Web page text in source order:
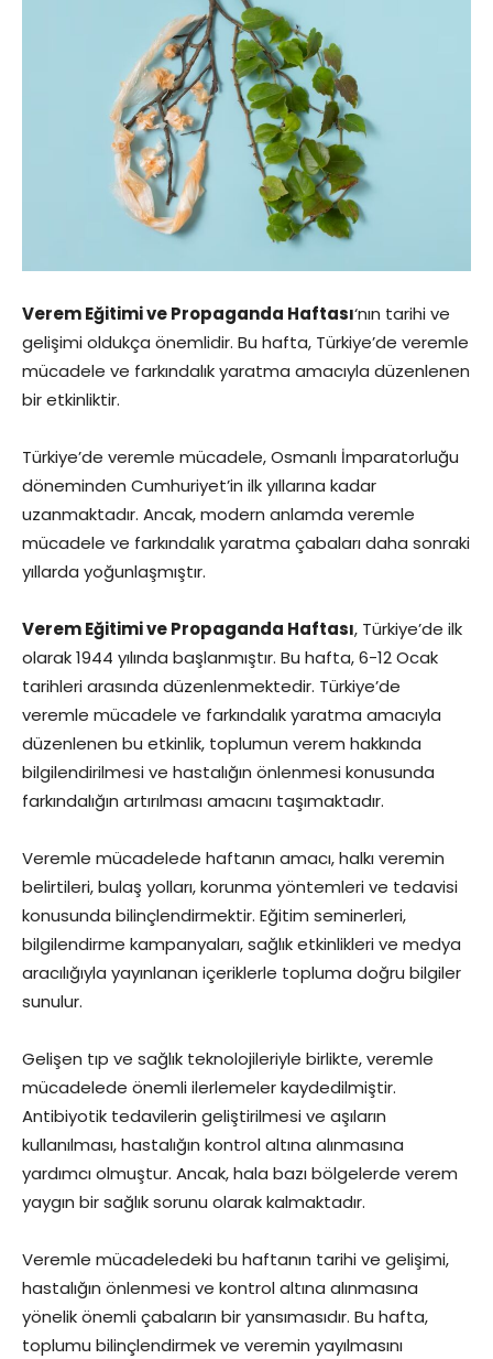
Verem Eğitimi ve Propaganda Haftası‘nın tarihi ve
gelişimi oldukça önemlidir. Bu hafta, Türkiye’de veremle
mücadele ve farkındalık yaratma amacıyla düzenlenen
bir etkinliktir.
Türkiye’de veremle mücadele, Osmanlı İmparatorluğu
döneminden Cumhuriyet’in ilk yıllarına kadar
uzanmaktadır. Ancak, modern anlamda veremle
mücadele ve farkındalık yaratma çabaları daha sonraki
yıllarda yoğunlaşmıştır.
Verem Eğitimi ve Propaganda Haftası, Türkiye’de ilk
olarak 1944 yılında başlanmıştır. Bu hafta, 6-12 Ocak
tarihleri arasında düzenlenmektedir. Türkiye’de
veremle mücadele ve farkındalık yaratma amacıyla
düzenlenen bu etkinlik, toplumun verem hakkında
bilgilendirilmesi ve hastalığın önlenmesi konusunda
farkındalığın artırılması amacını taşımaktadır.
Veremle mücadelede haftanın amacı, halkı veremin
belirtileri, bulaş yolları, korunma yöntemleri ve tedavisi
konusunda bilinçlendirmektir. Eğitim seminerleri,
bilgilendirme kampanyaları, sağlık etkinlikleri ve medya
aracılığıyla yayınlanan içeriklerle topluma doğru bilgiler
sunulur.
Gelişen tıp ve sağlık teknolojileriyle birlikte, veremle
mücadelede önemli ilerlemeler kaydedilmiştir.
Antibiyotik tedavilerin geliştirilmesi ve aşıların
kullanılması, hastalığın kontrol altına alınmasına
yardımcı olmuştur. Ancak, hala bazı bölgelerde verem
yaygın bir sağlık sorunu olarak kalmaktadır.
Veremle mücadeledeki bu haftanın tarihi ve gelişimi,
hastalığın önlenmesi ve kontrol altına alınmasına
yönelik önemli çabaların bir yansımasıdır. Bu hafta,
toplumu bilinçlendirmek ve veremin yayılmasını